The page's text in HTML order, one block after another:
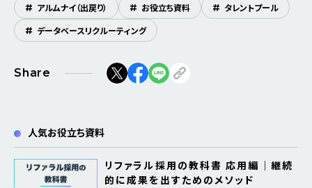
# アルムナイ（出戻り） # お役立ち資料 # タレントプール
# データベースリクルーティング
Share
人気お役立ち資料
リファラル採用の教科書 応用編｜継続
的に成果を出すためのメソッド